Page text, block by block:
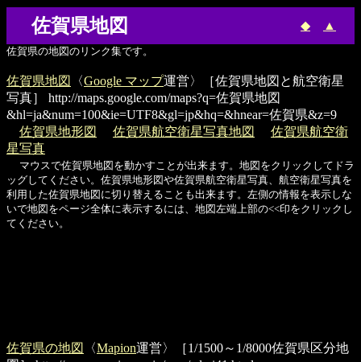
佐賀県地図 ◆ ▲
佐賀県の地図のリンク集です。
佐賀県地図 〈Google マップ運営〉［佐賀県地図と航空衛星
写真］
http://maps.google.com/maps?q=佐賀県地図
&hl=ja&num=100&ie=UTF8&gl=jp&hq=&hnear=佐賀県&z=9
佐賀県地形図
佐賀県航空衛星写真地図
佐賀県航空衛
星写真
マウスで佐賀県地図を動かすことが出来ます。地図をクリックしてドラ
ッグしてください。佐賀県地形図や佐賀県航空衛星写真、航空衛星写真を
利用した佐賀県地図に切り替えることも出来ます。左側の情報を表示しな
いで地図をページ全体に表示するには、地図左端上部の<<印をクリックし
てください。
佐賀県の地図 〈Mapion運営〉［1/1500～1/8000佐賀県区分地